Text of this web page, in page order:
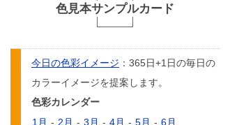
色見本サンプルカード
今日の色彩イメージ ：365日+1日の毎日の
カラーイメージを提案します。
色彩カレンダー
1月 - 2月 - 3月 - 4月 - 5月 - 6月